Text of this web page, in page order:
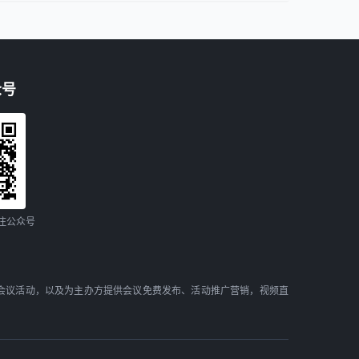
公众号
活动，以及为主办方提供会议免费发布、活动推广营销，视频直